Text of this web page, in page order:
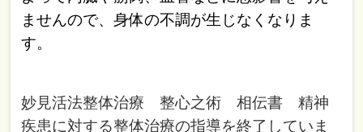
ませんので、身体の不調が生じなくなりま
す。
妙見活法整体治療 整心之術 相伝書 精神
疾患に対する整体治療の指導を終了していま